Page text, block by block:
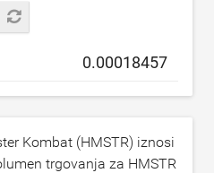
Kombat (HMSTR) iznosi
trgovanja za HMSTR